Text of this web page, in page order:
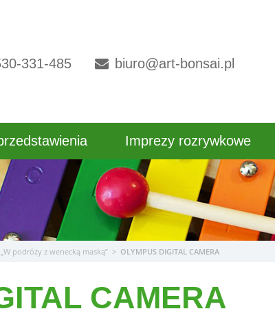
331-485 biuro@art-bonsai.pl
Imprezy rozrywkowe
podróży z wenecką maską” > OLYMPUS DIGITAL CAMERA
CAMERA